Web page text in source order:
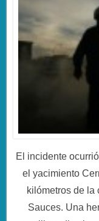
El incidente
el yacimiento
kilómetros de
Sauces. Una